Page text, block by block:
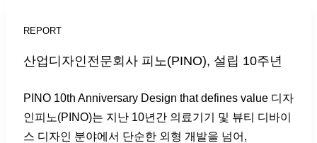
REPORT
산업디자인전문회사 피노(PINO), 설립 10주년
PINO 10th Anniversary Design that defines value 디자
인피노(PINO)는 지난 10년간 의료기기 및 뷰티 디바이
스 디자인 분야에서 단순한 외형 개발을 넘어,